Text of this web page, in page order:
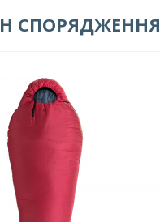
СПОРЯДЖЕННЯ